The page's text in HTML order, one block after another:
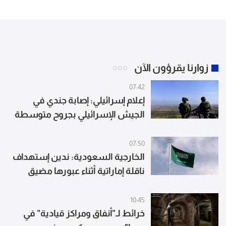
زوارنا يقرؤون الآن
07:42
إعلام إسرائيلي: إصابة جندي في
الجيش الإسرائيلي بجروح متوسطة
07:50
الخارجية السعودية: ندين إستهداف
ناقلة إماراتية أثناء عبورها مضيق
الغاشمة
10:45
خرائط لـ"أنفاق ومراكز قيادية" في